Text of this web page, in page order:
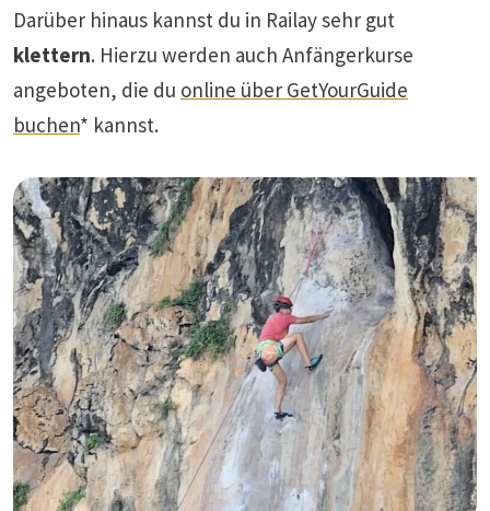
Darüber hinaus kannst du in Railay sehr gut
klettern. Hierzu werden auch Anfängerkurse
angeboten, die du online über GetYourGuide
buchen* kannst.